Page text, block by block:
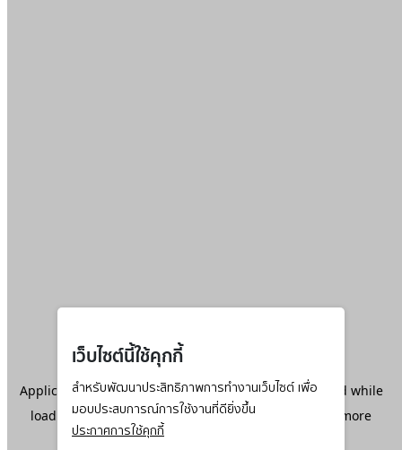
เว็บไซต์นี้ใช้คุกกี้
สำหรับพัฒนาประสิทธิภาพการทำงานเว็บไซต์ เพื่อ
มอบประสบการณ์การใช้งานที่ดียิ่งขึ้น
ประกาศการใช้คุกกี้
Application error: aclient-side exception has occurred while
loadingwww.ktc.co.th(see the browser console
for more
information).